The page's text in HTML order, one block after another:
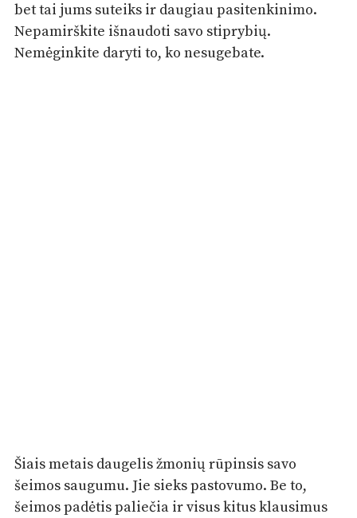
bet tai jums suteiks ir daugiau pasitenkinimo.
Nepamirškite išnaudoti savo stiprybių.
Nemėginkite daryti to, ko nesugebate.
Šiais metais daugelis žmonių rūpinsis savo
šeimos saugumu. Jie sieks pastovumo. Be to,
šeimos padėtis paliečia ir visus kitus klausimus